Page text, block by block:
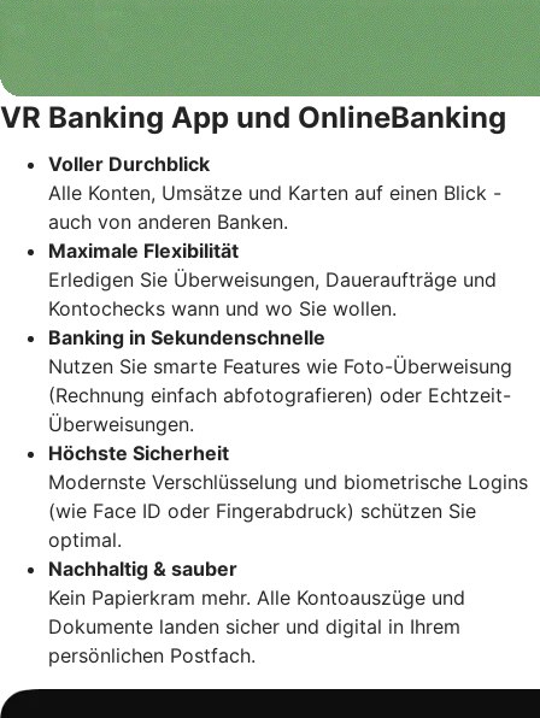
VR Banking App und OnlineBanking
Voller Durchblick
Alle Konten, Umsätze und Karten auf einen Blick -
auch von anderen Banken.
Maximale Flexibilität
Erledigen Sie Überweisungen, Daueraufträge und
Kontochecks wann und wo Sie wollen.
Banking in Sekundenschnelle
Nutzen Sie smarte Features wie Foto-Überweisung
(Rechnung einfach abfotografieren) oder Echtzeit-
Überweisungen.
Höchste Sicherheit
Modernste Verschlüsselung und biometrische Logins
(wie Face ID oder Fingerabdruck) schützen Sie
optimal.
Nachhaltig & sauber
Kein Papierkram mehr. Alle Kontoauszüge und
Dokumente landen sicher und digital in Ihrem
persönlichen Postfach.